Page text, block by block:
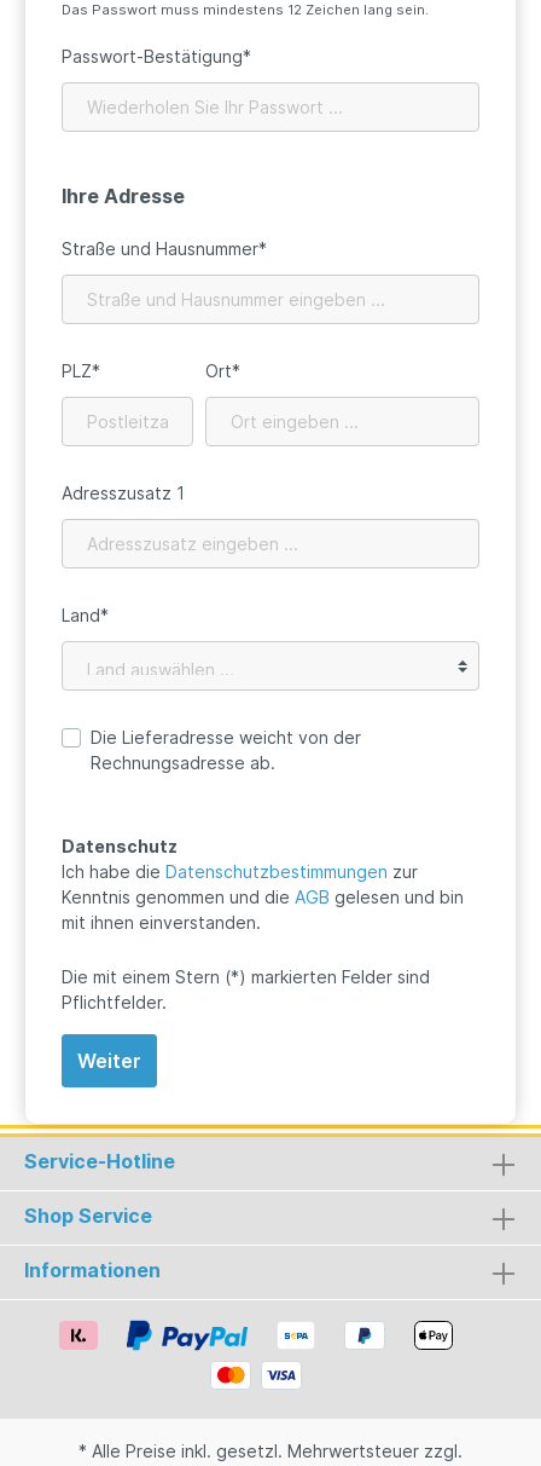
Das Passwort muss mindestens 12 Zeichen lang sein.
Passwort-Bestätigung*
Ihre Adresse
Straße und Hausnummer*
PLZ* Ort*
Adresszusatz 1
Land*
Die Lieferadresse weicht von der
Rechnungsadresse ab.
Datenschutz
Ich habe die Datenschutzbestimmungen zur
Kenntnis genommen und die AGB gelesen und bin
mit ihnen einverstanden.
Die mit einem Stern (*) markierten Felder sind
Pflichtfelder.
Weiter
Service-Hotline
Shop Service
Informationen
* Alle Preise inkl. gesetzl. Mehrwertsteuer zzgl.